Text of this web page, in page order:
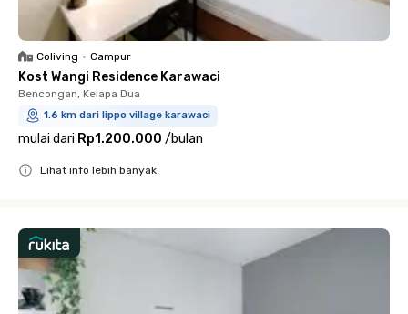
Coliving • Campur
Kost Wangi Residence Karawaci
Bencongan, Kelapa Dua
1.6 km dari lippo village karawaci
mulai dari Rp1.200.000 /bulan
Lihat info lebih banyak